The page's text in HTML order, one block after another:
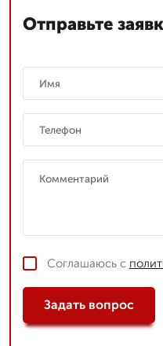
Отправьте
Соглашаюсь с
Задать вопрос